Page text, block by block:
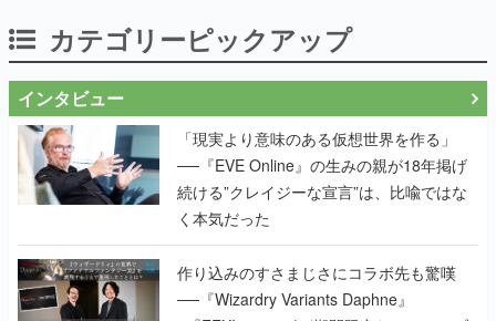
カテゴリーピックアップ
インタビュー
「現実より意味のある仮想世界を作る」
──『EVE Online』の生みの親が18年掲げ
続ける”クレイジーな宣言”は、比喩ではな
く本気だった
作り込みのすさまじさにコラボ先も驚嘆
──『Wizardry Variants Daphne』